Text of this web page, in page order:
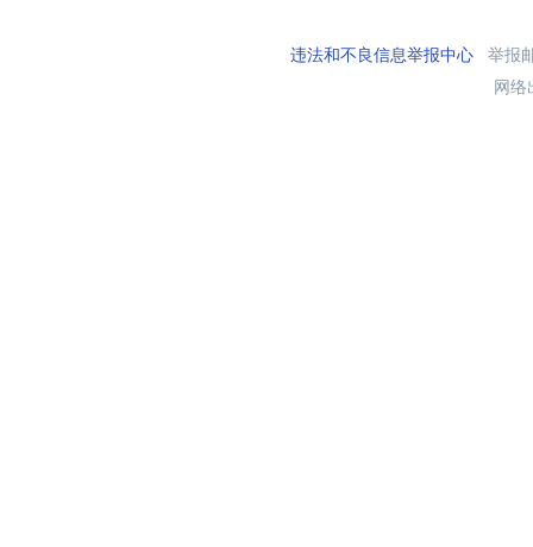
违法和不良信息举报中心举报
网